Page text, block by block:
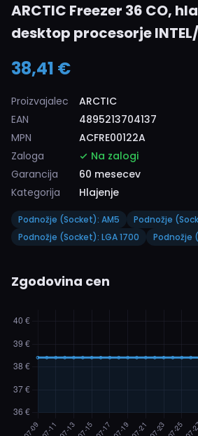
ARCTIC Freezer 36 CO,
desktop procesorje
38,41 €
Proizvajalec
ARCTIC
EAN
4895213704137
MPN
ACFRE00122A
Zaloga
Na zalogi
Garancija
60 mesecev
Kategorija
Hlajenje
Podnožje (Socket): AM5
Podnožje
Podnožje (Socket): LGA 1700
Podnožje
Zgodovina cen